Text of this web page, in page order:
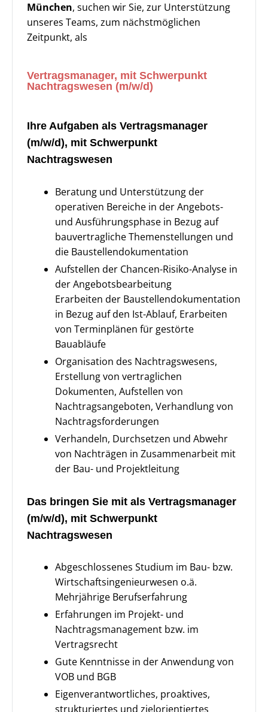
München, suchen wir Sie, zur Unterstützung
unseres Teams, zum nächstmöglichen
Zeitpunkt, als
Vertragsmanager, mit Schwerpunkt
Nachtragswesen (m/w/d)
Ihre Aufgaben als Vertragsmanager
(m/w/d), mit Schwerpunkt
Nachtragswesen
Beratung und Unterstützung der
operativen Bereiche in der Angebots-
und Ausführungsphase in Bezug auf
bauvertragliche Themenstellungen und
die Baustellendokumentation
Aufstellen der Chancen-Risiko-Analyse in
der Angebotsbearbeitung
Erarbeiten der Baustellendokumentation
in Bezug auf den Ist-Ablauf, Erarbeiten
von Terminplänen für gestörte
Bauabläufe
Organisation des Nachtragswesens,
Erstellung von vertraglichen
Dokumenten, Aufstellen von
Nachtragsangeboten, Verhandlung von
Nachtragsforderungen
Verhandeln, Durchsetzen und Abwehr
von Nachträgen in Zusammenarbeit mit
der Bau- und Projektleitung
Das bringen Sie mit als Vertragsmanager
(m/w/d), mit Schwerpunkt
Nachtragswesen
Abgeschlossenes Studium im Bau- bzw.
Wirtschaftsingenieurwesen o.ä.
Mehrjährige Berufserfahrung
Erfahrungen im Projekt- und
Nachtragsmanagement bzw. im
Vertragsrecht
Gute Kenntnisse in der Anwendung von
VOB und BGB
Eigenverantwortliches, proaktives,
strukturiertes und zielorientiertes